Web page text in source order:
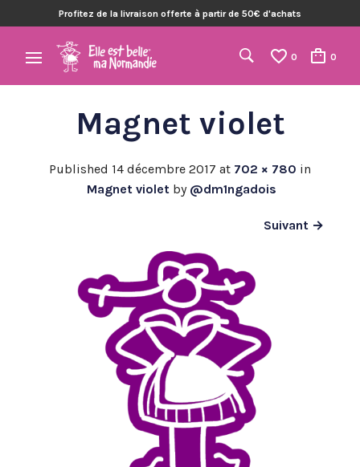
Profitez de la livraison offerte à partir de 50€ d'achats
0 0
Magnet violet
Published 14 décembre 2017 at 702 × 780 in
Magnet violet by @dm1ngadois
Suivant →